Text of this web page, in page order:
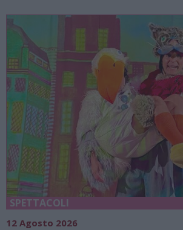
SPETTACOLI
12 Agosto 2026